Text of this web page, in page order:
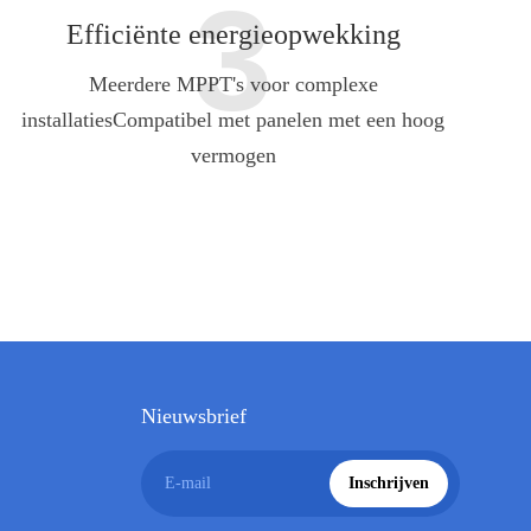
3
Efficiënte energieopwekking
Meerdere MPPT's voor complexe
installatiesCompatibel met panelen met een hoog
vermogen
Nieuwsbrief
E-mail Inschrijven